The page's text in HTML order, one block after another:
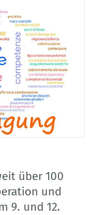
über 100
und
9. und 12.